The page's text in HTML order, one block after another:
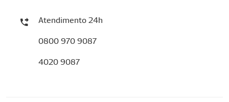
Atendimento 24h
0800 970 9087
4020 9087